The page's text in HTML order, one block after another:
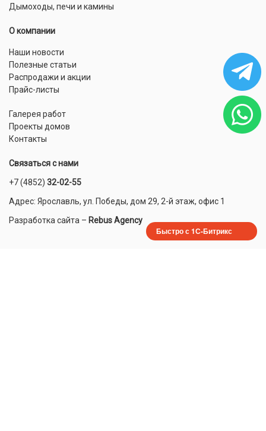
Дымоходы, печи и камины
О компании
Наши новости
Полезные статьи
Распродажи и акции
Прайс-листы
Галерея работ
Проекты домов
Контакты
Связаться с нами
+7 (4852) 32-02-55
Адрес: Ярославль, ул. Победы, дом 29, 2-й этаж, офис 1
Разработка сайта – Rebus Agency
Быстро с 1С-Битрикс